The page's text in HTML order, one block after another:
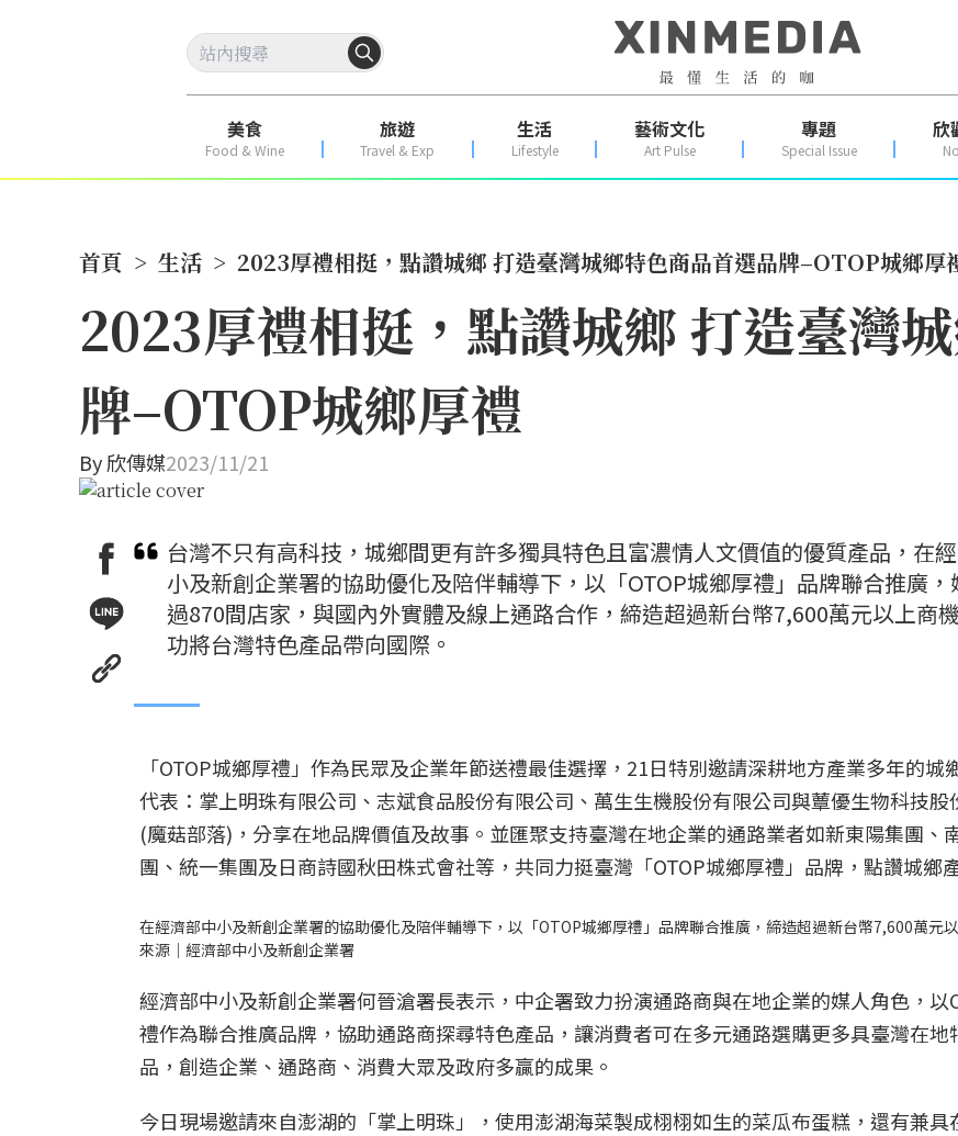
美食
Food & Wine
旅遊
Travel & Exp
生活
Lifestyle
藝術文化
Art Pulse
專題
Special Issue
欣
首頁 > 生活 > 2023厚禮相挺，點讚城鄉 打造臺灣城鄉特色商品首選品牌–OTOP城鄉厚
2023厚禮相挺，點讚城鄉 打造臺灣
牌–OTOP城鄉厚禮
By欣傳媒2023/11/21
台灣不只有高科技，城鄉間更有許多獨具特色且富濃情人文價值的優質產品，在
小及新創企業署的協助優化及陪伴輔導下，以「OTOP城鄉厚禮」品牌聯合推廣，
過870間店家，與國內外實體及線上通路合作，締造超過新台幣7,600萬元以上商
功將台灣特色產品帶向國際。
「OTOP城鄉厚禮」作為民眾及企業年節送禮最佳選擇，21日特別邀請深耕地方產業多年的城
代表：掌上明珠有限公司、志斌食品股份有限公司、萬生生機股份有限公司與蕈優生物科技股
(魔菇部落)，分享在地品牌價值及故事。並匯聚支持臺灣在地企業的通路業者如新東陽集團、
團、統一集團及日商詩國秋田株式會社等，共同力挺臺灣「OTOP城鄉厚禮」品牌，點讚城鄉
在經濟部中小及新創企業署的協助優化及陪伴輔導下，以「OTOP城鄉厚禮」品牌聯合推廣，締造超過新台幣7,600萬元
來源｜經濟部中小及新創企業署
經濟部中小及新創企業署何晉滄署長表示，中企署致力扮演通路商與在地企業的媒人角色，以
禮作為聯合推廣品牌，協助通路商探尋特色產品，讓消費者可在多元通路選購更多具臺灣在地
品，創造企業、通路商、消費大眾及政府多贏的成果。
今日現場邀請來自澎湖的「掌上明珠」，使用澎湖海菜製成栩栩如生的菜瓜布蛋糕，還有兼具